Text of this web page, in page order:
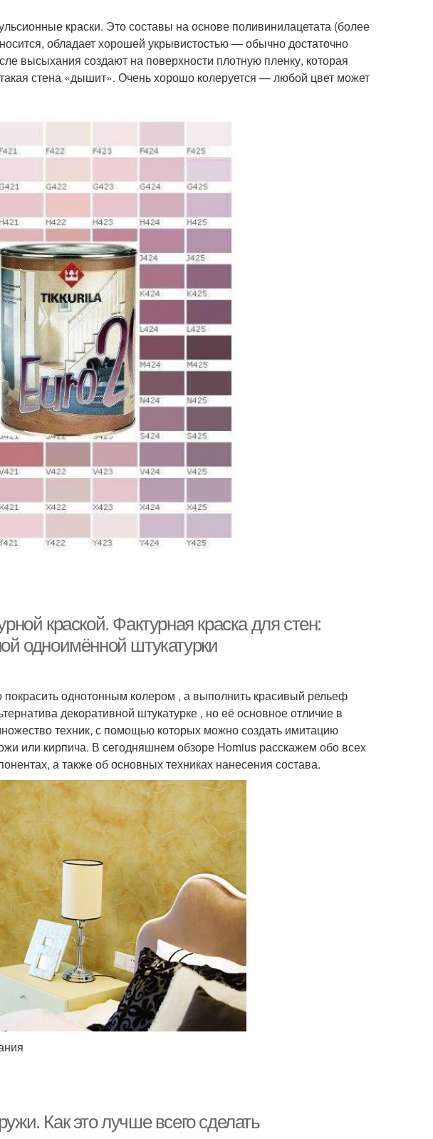
краски. Это составы на основе поливинилацетата (более
обладает хорошей укрывистостью — обычно достаточно
высыхания создают на поверхности плотную пленку, которая
стена «дышит». Очень хорошо колеруется — любой цвет может
краской. Фактурная краска для стен:
одноимённой штукатурки
однотонным колером , а выполнить красивый рельеф
декоративной штукатурке , но её основное отличие в
техник, с помощью которых можно создать имитацию
или кирпича. В сегодняшнем обзоре Homius расскажем обо всех
а также об основных техниках нанесения состава.
Как это лучше всего сделать